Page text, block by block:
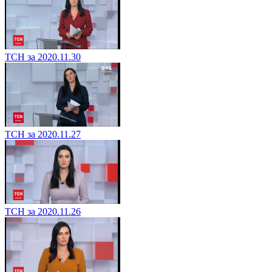
ТСН за 2020.11.30
ТСН за 2020.11.27
ТСН за 2020.11.26